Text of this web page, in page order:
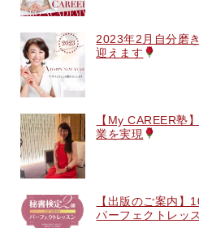
2023年2月自分磨
迎えます
【My CAREER塾
業を実現
【出版のご案内】
パーフェクトレッ